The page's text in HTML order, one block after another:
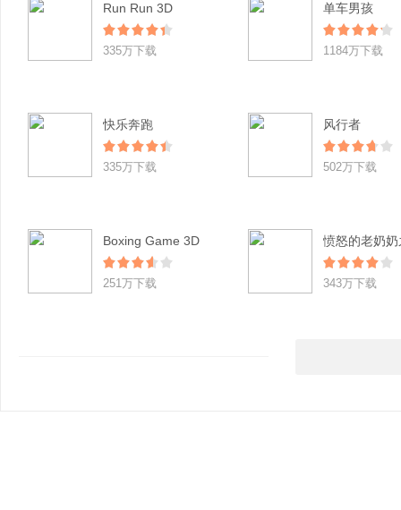
Run Run 3D
335万下载
单车男孩
1184万下载
快乐奔跑
335万下载
风行者
502万下载
Boxing Game 3D
251万下载 343万下载